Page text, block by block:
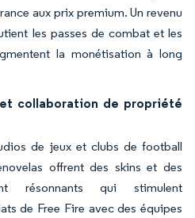
aux prix premium. Un revenu
les passes de combat et les
la monétisation à long
collaboration de propriété
de jeux et clubs de football
offrent des skins et des
résonnants qui stimulent
de Free Fire avec des équipes